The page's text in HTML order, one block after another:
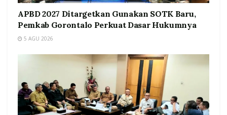
APBD 2027 Ditargetkan Gunakan SOTK Baru,
Pemkab Gorontalo Perkuat Dasar Hukumnya
5 AGU 2026